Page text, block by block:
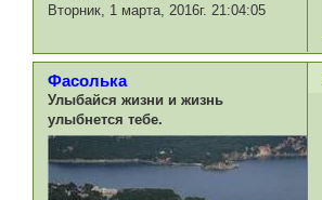
Вторник, 1 марта, 2016г. 21:04:05
Фасолька
Улыбайся жизни и жизнь
улыбнется тебе.